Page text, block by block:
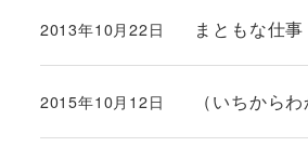
まともな仕
投稿日
2013年10月22日
（いちから
投稿日
2015年10月12日